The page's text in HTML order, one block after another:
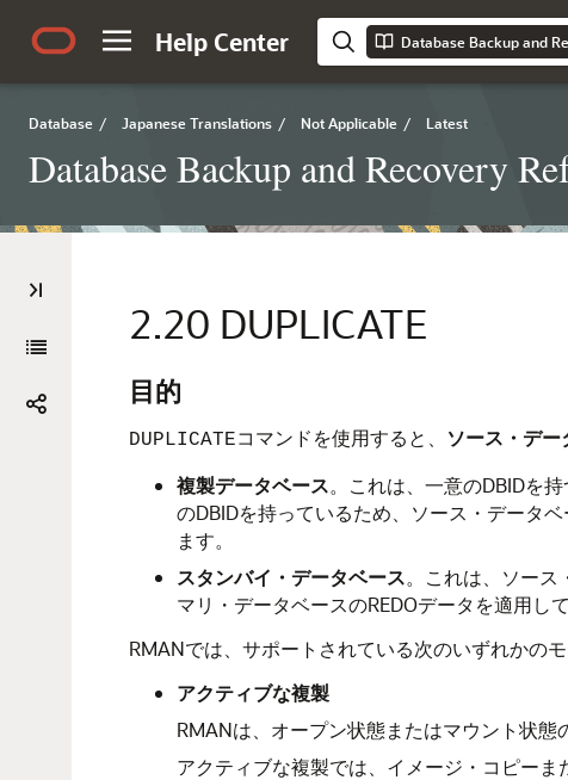
Help Center Database Backup and
Database / Japanese Translations / Not Applicable / Latest
Database Backup and Recovery
2.20 DUPLICATE
目的
DUPLICATEコマンドを使用すると、 ソース・デー
複製データベース。これは、一意のDBIDを
のDBIDを持っているため、ソース・データ
ます。
スタンバイ・データベース。これは、ソース
マリ・データベースのREDOデータを適用し
RMANでは、サポートされている次のいずれかの
アクティブな複製
RMANは、オープン状態またはマウント状態
アクティブな複製では、イメージ・コピー